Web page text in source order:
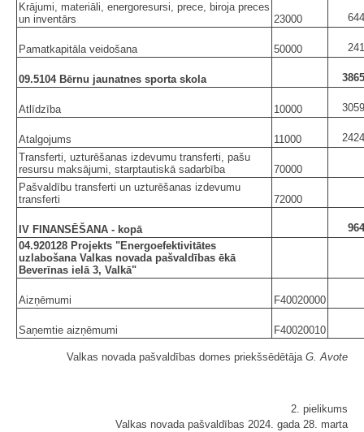
Krājumi, materiāli, energoresursi, prece, biroja preces
un inventārs
23000
Pamatkapitāla veidošana 50000
09.5104 Bērnu jaunatnes sporta skola
Atlīdzība 10000
Atalgojums 11000
Transferti, uzturēšanas izdevumu transferti, pašu
resursu maksājumi, starptautiskā sadarbība
70000
Pašvaldību transferti un uzturēšanas izdevumu
transferti
72000
IV FINANSĒŠANA - kopā
04.920128 Projekts "Energoefektivitātes
uzlabošana Valkas novada pašvaldības ēkā
Beverīnas ielā 3, Valkā"
Aizņēmumi F40020000
Saņemtie aizņēmumi F40020010
Valkas novada pašvaldības domes priekšsēdētāja G. Avote
2. pielikums
Valkas novada pašvaldības 2024. gada 28. marta